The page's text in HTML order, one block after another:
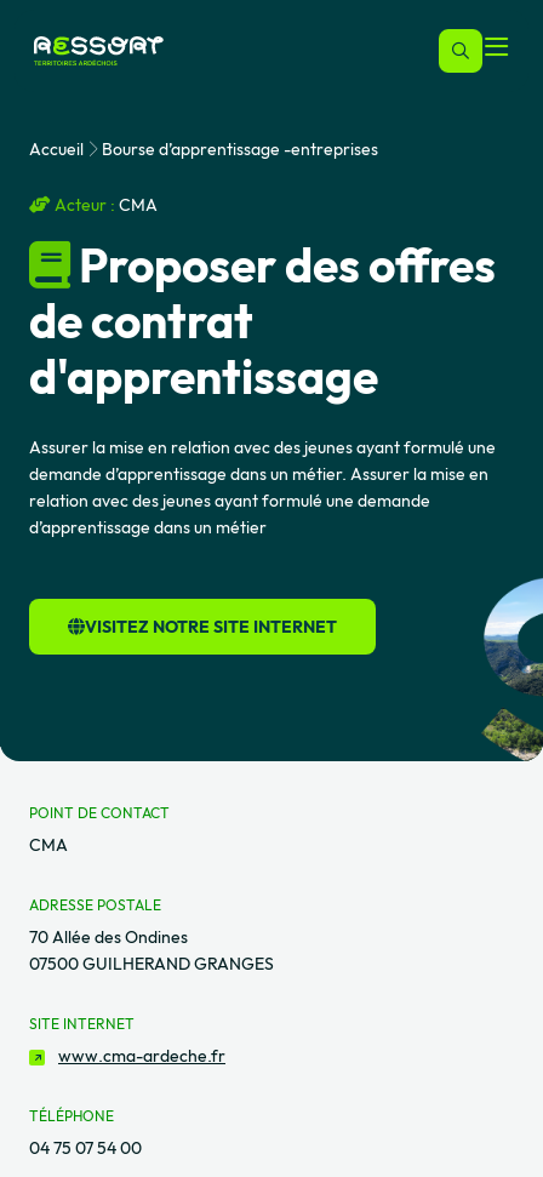
Accueil Bourse d’apprentissage -entreprises
Acteur : CMA
Proposer des offres
de contrat
d'apprentissage
Assurer la mise en relation avec des jeunes ayant formulé une
demande d’apprentissage dans un métier. Assurer la mise en
relation avec des jeunes ayant formulé une demande
d’apprentissage dans un métier
VISITEZ NOTRE SITE INTERNET
POINT DE CONTACT
CMA
ADRESSE POSTALE
70 Allée des Ondines
07500 GUILHERAND GRANGES
SITE INTERNET
www.cma-ardeche.fr
TÉLÉPHONE
04 75 07 54 00